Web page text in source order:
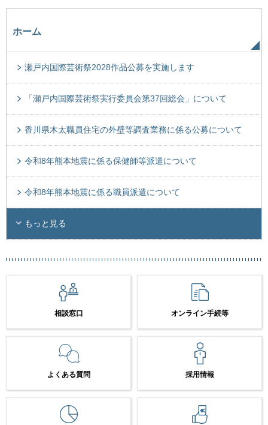
ホーム
瀬戸内国際芸術祭2028作品公募を実施します
「瀬戸内国際芸術祭実行委員会第37回総会」について
香川県木太職員住宅の外壁等調査業務に係る公募について
令和8年熊本地震に係る保健師等派遣について
令和8年熊本地震に係る職員派遣について
もっと見る
相談窓口 オンライン手続等
よくある質問 採用情報